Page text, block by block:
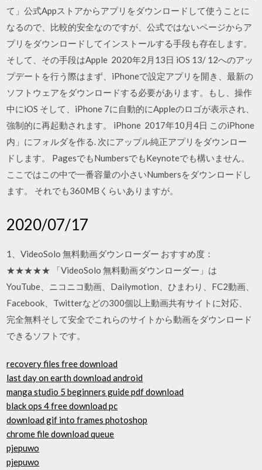
て」公式Appストアからアプリをダウンロードして使うことに
なるので、比較的安全なのですが、公式ではないページからア
プリをダウンロードしてインストールする手段も存在します。
そして、その手段はApple 2020年2月13日 iOS 13/ 12へのアッ
プデートを行う際はまず、iPhoneで設定アプリを開き、最新の
ソフトウェアをダウンロードする必要があります。もし、操作
中にiOS そして、iPhone 7に自動的にAppleのロゴが表示され、
強制的に再起動されます。 iPhone 2017年10月4日 このiPhone
内」にフォルダを作る. 次にアップル純正アプリをダウンロー
ドします。 PagesでもNumbersでもKeynoteでも構いません。
ここではこの中で一番容量の小さいNumbersをダウンロードし
ます。 それでも360MBくらいありますが。
2020/07/17
1、VideoSolo 無料動画ダウンローダー おすすめ度：
★★★★★ 「VideoSolo 無料動画ダウンローダー」は
YouTube、ニコニコ動画、Dailymotion、ひまわり、FC2動画、
Facebook、Twitterなどの300個以上動画共有サイトに対応、
完全無料そして安全でこれらのサイトから動画をダウンロード
できるソフトです。
recovery files free download
last day on earth download android
manga studio 5 beginners guide pdf download
black ops 4 free download pc
download gif into frames photoshop
chrome file download queue
pjepuwo
pjepuwo